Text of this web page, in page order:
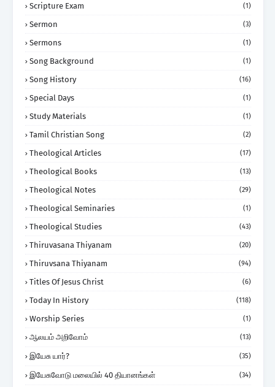
Scripture Exam (1)
Sermon (3)
Sermons (1)
Song Background (1)
Song History (16)
Special Days (1)
Study Materials (1)
Tamil Christian Song (2)
Theological Articles (17)
Theological Books (13)
Theological Notes (29)
Theological Seminaries (1)
Theological Studies (43)
Thiruvasana Thiyanam (20)
Thiruvsana Thiyanam (94)
Titles Of Jesus Christ (6)
Today In History (118)
Worship Series (1)
ஆலயம் அறிவோம் (13)
இயேசு யார்? (35)
இயேசுவோடு மலையில் 40 தியானங்கள் (34)